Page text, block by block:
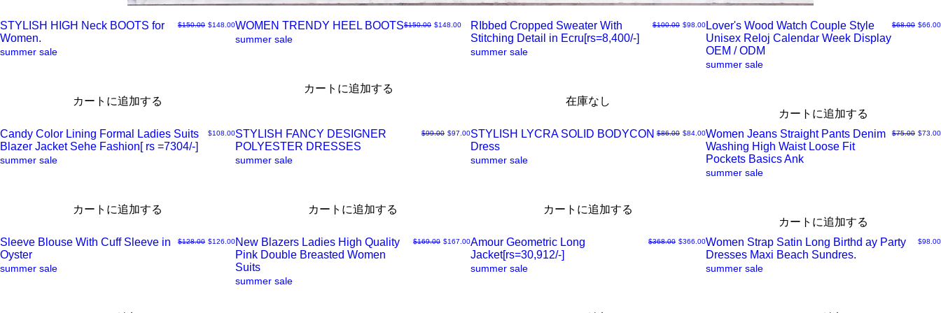
ク
ク
ー
STYLISH HIGH Neck BOOTS for
Women.
通常価格
$150.00 セール価格
$148.00
summer sale
カートに追加する
ク
ク
ー
WOMEN TRENDY HEEL BOOTS通常価格
$150.00 セール価格
$148.00
summer sale
カートに追加する
ク
ク
ー
RIbbed Cropped Sweater With
Stitching Detail in Ecru[rs=8,400/-]
通常価格
$100.00 セール価格
$98.00
summer sale
在庫なし
ク
ビ
ー
Lover's Wood Watch Couple Style
Unisex Reloj Calendar Week Display
OEM / ODM
通常価格
$68.00 セール
$66.00
summer sale
カートに追加する
ク
ク
Candy Color Lining Formal Ladies Suits
Blazer Jacket Sehe Fashion[ rs =7304/-]
価格
$108.00
summer sale
カートに追加する
ク
ク
ビ
STYLISH FANCY DESIGNER
POLYESTER DRESSES
通常価格
$99.00 セール価格
$97.00
summer sale
カートに追加する
ク
ク
STYLISH LYCRA SOLID BODYCON
Dress
通常価格
$86.00 セール価格
$84.00
summer sale
カートに追加する
ク
ク
Women Jeans Straight Pants Denim
Washing High Waist Loose Fit
Pockets Basics Ank
通常価格
$75.00 セール
$73.00
summer sale
カートに追加する
ク
Sleeve Blouse With Cuff Sleeve in
Oyster
通常価格
$128.00 セール価格
$126.00
summer sale
ク
New Blazers Ladies High Quality
Pink Double Breasted Women
Suits
通常価格
$169.00 セール価格
$167.00
summer sale
ク
Amour Geometric Long
Jacket[rs=30,912/-]
通常価格
$368.00 セール価格
$366.00
summer sale
ク
Women Strap Satin Long Birthd ay Party
Dresses Maxi Beach Sundres.
価格
$98.00
summer sale